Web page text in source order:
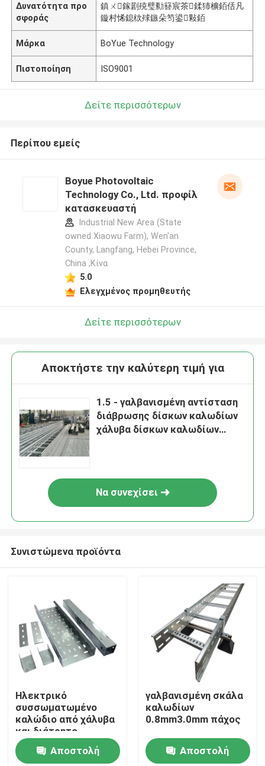
Προϊόντα
Βίντεο
Δυνατότητα προ
σφοράς
鎮ㄨ鎵剧殑璧勬簮宸茶鍒犻櫎銆佸凡
鏇村悕鎴栨殏鏃朵笉鍙敤銆
Μάρκα BoYue Technology
Πιστοποίηση ISO9001
Δείτε περισσότερων
Περίπου εμείς
Boyue Photovoltaic
Technology Co., Ltd. προφίλ
κατασκευαστή
Industrial New Area (State
owned Xiaowu Farm), Wen'an
County, Langfang, Hebei Province,
China ,Κίνα
5.0
Ελεγχμένος προμηθευτής
Δείτε περισσότερων
Αποκτήστε την καλύτερη τιμή για
1.5 - γαλβανισμένη αντίσταση
διάβρωσης δίσκων καλωδίων
χάλυβα δίσκων καλωδίων
Να συνεχίσει
Συνιστώμενα προϊόντα
Ηλεκτρικό
συσσωματωμένο
καλώδιο από χάλυβα
και διάτρητο
καλώδιο για σύστημα
διαχείρισηςΑποστολή
γαλβανισμένη σκάλα
καλωδίων
0.8mm3.0mm πάχος
Αποστολή